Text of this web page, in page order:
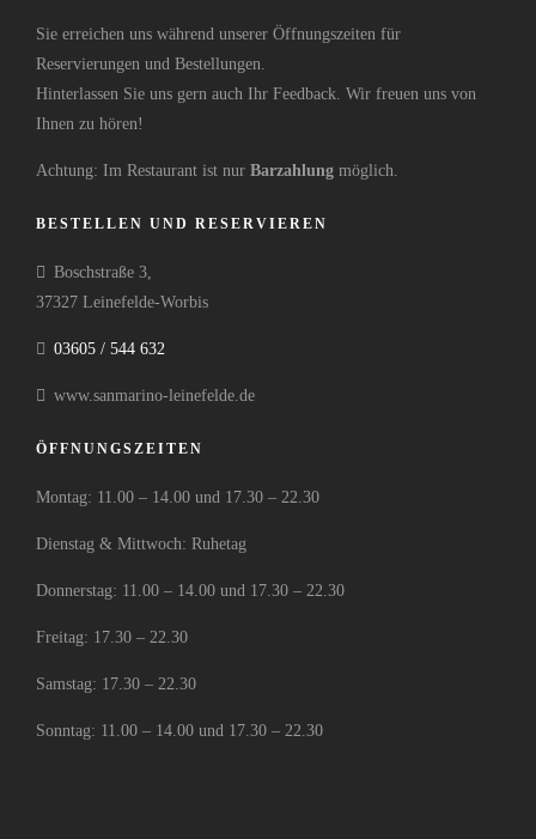
Sie erreichen uns während unserer Öffnungszeiten für
Reservierungen und Bestellungen.
Hinterlassen Sie uns gern auch Ihr Feedback. Wir freuen uns von
Ihnen zu hören!
Achtung: Im Restaurant ist nur Barzahlung möglich.
BESTELLEN UND RESERVIEREN
Boschstraße 3,
37327 Leinefelde-Worbis
03605 / 544 632
www.sanmarino-leinefelde.de
ÖFFNUNGSZEITEN
Montag: 11.00 – 14.00 und 17.30 – 22.30
Dienstag & Mittwoch: Ruhetag
Donnerstag: 11.00 – 14.00 und 17.30 – 22.30
Freitag: 17.30 – 22.30
Samstag: 17.30 – 22.30
Sonntag: 11.00 – 14.00 und 17.30 – 22.30